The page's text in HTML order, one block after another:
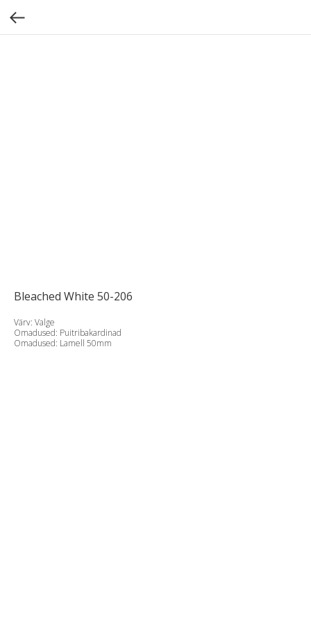
Bleached White 50-206
Värv: Valge
Omadused: Puitribakardinad
Omadused: Lamell 50mm